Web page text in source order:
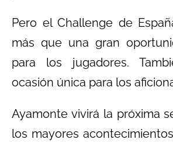
Pero el Challenge de
más que una gran
para los jugadores.
ocasión única para los
Ayamonte vivirá la próxima
los mayores